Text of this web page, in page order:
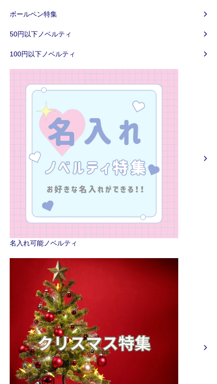
ボールペン特集
50円以下ノベルティ
100円以下ノベルティ
名入れ可能ノベルティ